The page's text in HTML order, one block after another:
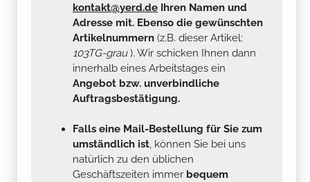
kontakt@yerd.de Ihren Namen und
Adresse mit. Ebenso die gewünschten
Artikelnummern (z.B. dieser Artikel:
103TG-grau). Wir schicken Ihnen dann
innerhalb eines Arbeitstages ein
Angebot bzw. unverbindliche
Auftragsbestätigung.
Falls eine Mail-Bestellung für Sie zum
umständlich ist, können Sie bei uns
natürlich zu den üblichen
Geschäftszeiten immer bequem